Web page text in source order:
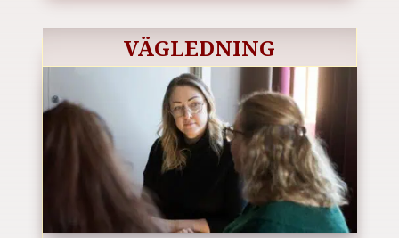
VÄGLEDNING